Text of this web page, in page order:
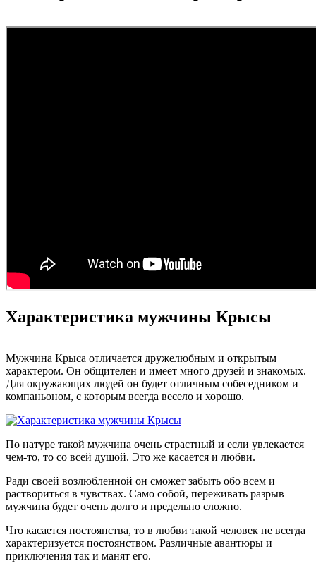
Характеристика мужчины Крысы
Мужчина Крыса отличается дружелюбным и открытым
характером. Он общителен и имеет много друзей и знакомых.
Для окружающих людей он будет отличным собеседником и
компаньоном, с которым всегда весело и хорошо.
По натуре такой мужчина очень страстный и если увлекается
чем-то, то со всей душой. Это же касается и любви.
Ради своей возлюбленной он сможет забыть обо всем и
раствориться в чувствах. Само собой, переживать разрыв
мужчина будет очень долго и предельно сложно.
Что касается постоянства, то в любви такой человек не всегда
характеризуется постоянством. Различные авантюры и
приключения так и манят его.